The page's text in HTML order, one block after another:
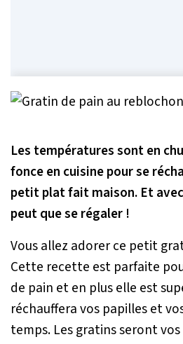
Les températures sont en
fonce en cuisine pour se
petit plat fait maison. Et
peut que se régaler !
Vous allez adorer ce petit
Cette recette est parfaite
de pain et en plus elle est
réchauffera vos papilles et
temps. Les gratins seront